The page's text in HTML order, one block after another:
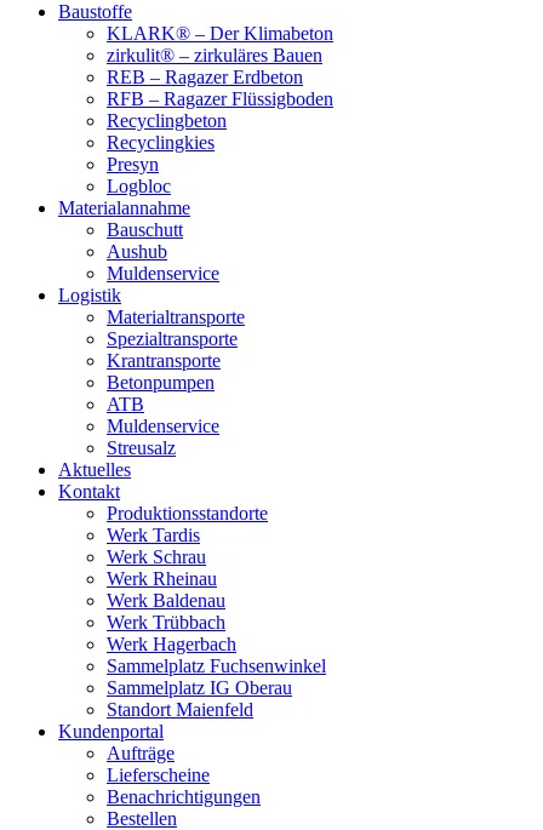
Baustoffe
KLARK® – Der Klimabeton
zirkulit® – zirkuläres Bauen
REB – Ragazer Erdbeton
RFB – Ragazer Flüssigboden
Recyclingbeton
Recyclingkies
Presyn
Logbloc
Materialannahme
Bauschutt
Aushub
Muldenservice
Logistik
Materialtransporte
Spezialtransporte
Krantransporte
Betonpumpen
ATB
Muldenservice
Streusalz
Aktuelles
Kontakt
Produktionsstandorte
Werk Tardis
Werk Schrau
Werk Rheinau
Werk Baldenau
Werk Trübbach
Werk Hagerbach
Sammelplatz Fuchsenwinkel
Sammelplatz IG Oberau
Standort Maienfeld
Kundenportal
Aufträge
Lieferscheine
Benachrichtigungen
Bestellen